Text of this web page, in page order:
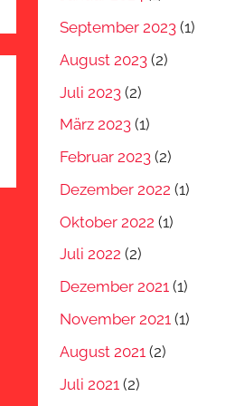
September 2023 (1)
August 2023 (2)
Juli 2023 (2)
März 2023 (1)
Februar 2023 (2)
Dezember 2022 (1)
Oktober 2022 (1)
Juli 2022 (2)
Dezember 2021 (1)
November 2021 (1)
August 2021 (2)
Juli 2021 (2)